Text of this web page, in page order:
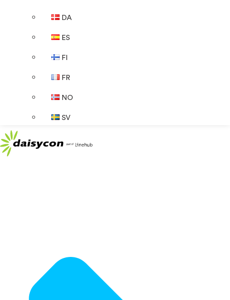
DA
ES
FI
FR
NO
SV